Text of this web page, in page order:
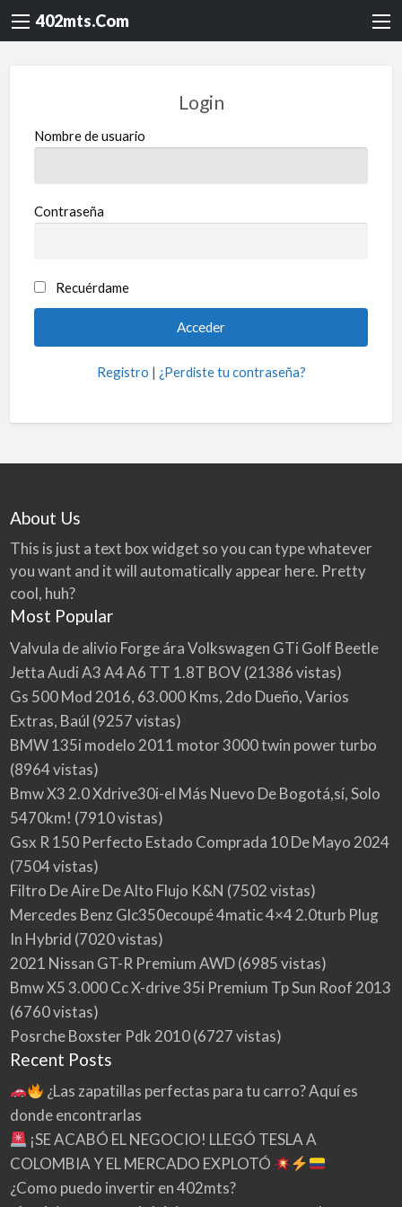
402mts.Com
Login
Nombre de usuario
Contraseña
Recuérdame
Registro | ¿Perdiste tu contraseña?
About Us
This is just a text box widget so you can type whatever
you want and it will automatically appear here. Pretty
cool, huh?
Most Popular
Valvula de alivio Forge ára Volkswagen GTi Golf Beetle
Jetta Audi A3 A4 A6 TT 1.8T BOV(21386 vistas)
Gs 500 Mod 2016, 63.000 Kms, 2do Dueño, Varios
Extras, Baúl (9257 vistas)
BMW 135i modelo 2011 motor 3000 twin power turbo
(8964 vistas)
Bmw X3 2.0 Xdrive30i-el Más Nuevo De Bogotá,sí, Solo
5470km! (7910 vistas)
Gsx R 150 Perfecto Estado Comprada 10 De Mayo 2024
(7504 vistas)
Filtro De Aire De Alto Flujo K&N (7502 vistas)
Mercedes Benz Glc350ecoupé 4matic 4×4 2.0turb Plug
In Hybrid (7020 vistas)
2021 Nissan GT-R Premium AWD(6985 vistas)
Bmw X5 3.000 Cc X-drive 35i Premium Tp Sun Roof 2013
(6760 vistas)
Posrche Boxster Pdk 2010(6727 vistas)
Recent Posts
¿Las zapatillas perfectas para tu carro? Aquí es
donde encontrarlas
¡SE ACABÓ EL NEGOCIO! LLEGÓ TESLA A
COLOMBIA Y EL MERCADO EXPLOTÓ
¿Como puedo invertir en 402mts?